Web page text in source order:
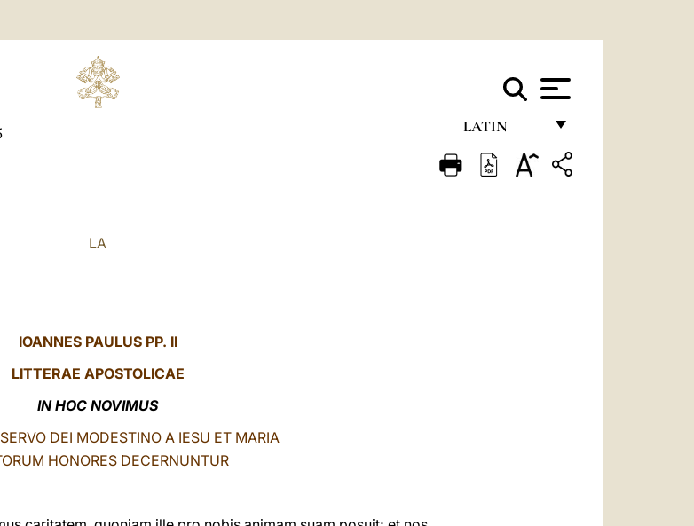
LATIN
FRANÇAIS
LA
IOANNES PAULUS PP. II
LITTERAE APOSTOLICAE
IN HOC NOVIMUS
DEI MODESTINO A IESU ET MARIA
HONORES DECERNUNTUR